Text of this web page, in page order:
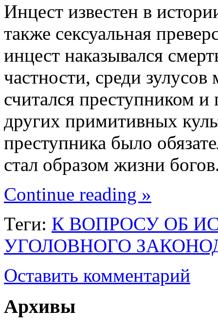
Инцест известен в
также сексуальная
инцест наказывался
частности, среди
считался преступником
других примитивных
преступника было
стал образом жизни
Continue reading »
Теги: К ВОПРОСУ ОБ
УГОЛОВНОГО
Оставить комментарий
Архивы